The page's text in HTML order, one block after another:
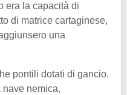
era la capacità di
di matrice cartaginese,
una
pontili dotati di gancio.
nemica,